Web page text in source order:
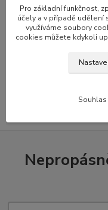
Zboží zařazeno v
Omáčky a pasty
Pro základní funkčnost,
účely a v případě udělení
využíváme soubory
cookies můžete kdykoli